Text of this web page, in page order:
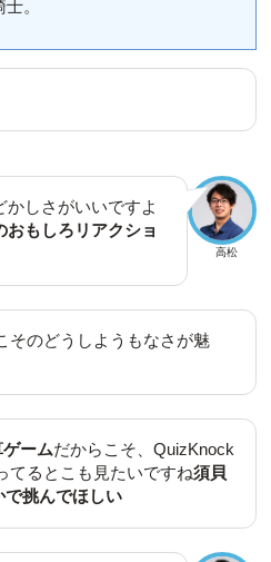
。
高松
かしさがいいですよ
おもしろリアクショ
そのどうしようもなさが魅
ームだからこそ、QuizKnock
てるとこも見たいですね須貝
挑んでほしい